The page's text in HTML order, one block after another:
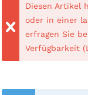
Diesen Artikel
oder in einer
erfragen Sie
Verfügbarkeit